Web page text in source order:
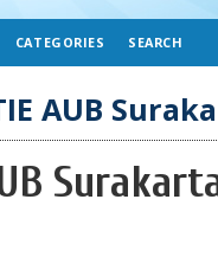
CATEGORIES SEARCH
AUB